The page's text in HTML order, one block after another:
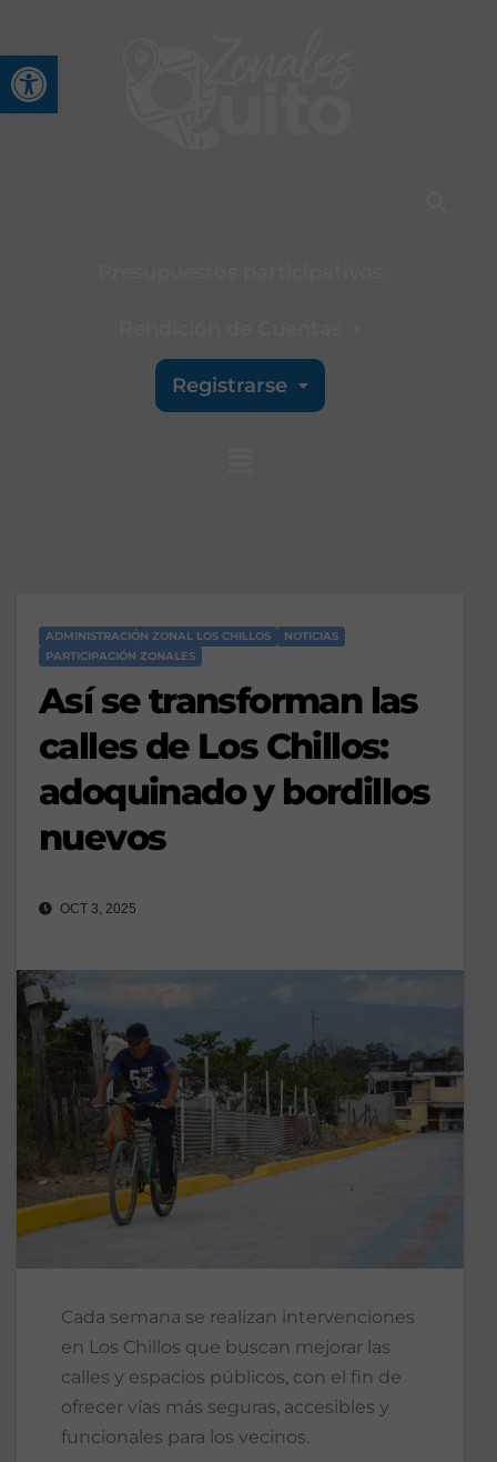
Abrir barra de
Registrarse
ADMINISTRACIÓN ZONAL LOS CHILLOS
NOTICIAS
PARTICIPACIÓN ZONALES
Así se transforman las
calles de Los Chillos:
adoquinado y bordillos
nuevos
OCT 3, 2025
Cada semana se realizan intervenciones
en Los Chillos que buscan mejorar las
calles y espacios públicos, con el fin de
ofrecer vías más seguras, accesibles y
funcionales para los vecinos.